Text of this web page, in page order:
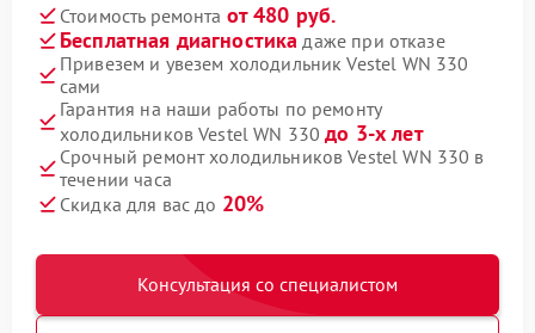
Стоимость ремонта от 480 руб.
Бесплатная диагностика даже при отказе
Привезем и увезем холодильник Vestel WN 330
сами
Гарантия на наши работы по ремонту
холодильников Vestel WN 330до 3-х лет
Срочный ремонт холодильников Vestel WN 330 в
течении часа
Скидка для вас до 20%
Консультация со специалистом